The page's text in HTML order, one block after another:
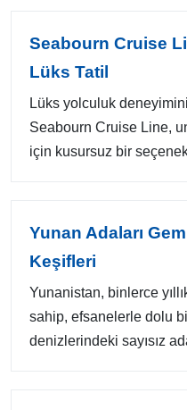
Seabourn Cruise
Lüks Tatil
Lüks yolculuk
Seabourn Cruise Line,
için kusursuz bir
Yunan Adaları
Keşifleri
Yunanistan, binlerce
sahip, efsanelerle dolu
denizlerindeki sayısız